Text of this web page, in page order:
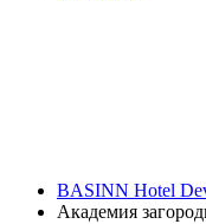
BASINN Hotel
Академия